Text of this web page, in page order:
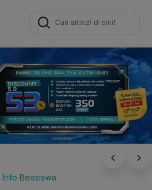
Search
for:
Info Beasiswa